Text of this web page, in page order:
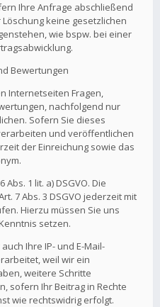
Ihre Anfrage abschließend
keine gesetzlichen
wie bspw. bei einer
Bewertungen
Internetseiten Fragen,
nachfolgend nur
Sofern Sie dieses
und veröffentlichen
der Einreichung sowie das
1 lit. a) DSGVO. Die
7 Abs. 3 DSGVO jederzeit mit
Hierzu müssen Sie uns
setzen.
Ihre IP- und E-Mail-
weil wir ein
weitere Schritte
sofern Ihr Beitrag in Rechte
wie rechtswidrig erfolgt.